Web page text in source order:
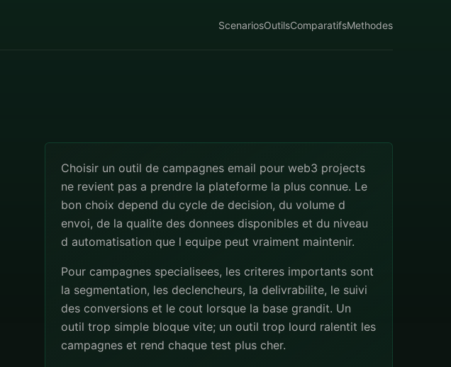
ScenariosOutilsComparatifsMethodes
Choisir un outil de campagnes email pour web3 projects
ne revient pas a prendre la plateforme la plus connue. Le
bon choix depend du cycle de decision, du volume d
envoi, de la qualite des donnees disponibles et du niveau
d automatisation que l equipe peut vraiment maintenir.
Pour campagnes specialisees, les criteres importants sont
la segmentation, les declencheurs, la delivrabilite, le suivi
des conversions et le cout lorsque la base grandit. Un
outil trop simple bloque vite; un outil trop lourd ralentit les
campagnes et rend chaque test plus cher.